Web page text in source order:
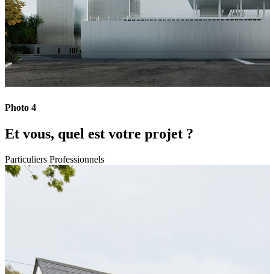
Photo 4
Et vous, quel est votre projet ?
Particuliers Professionnels